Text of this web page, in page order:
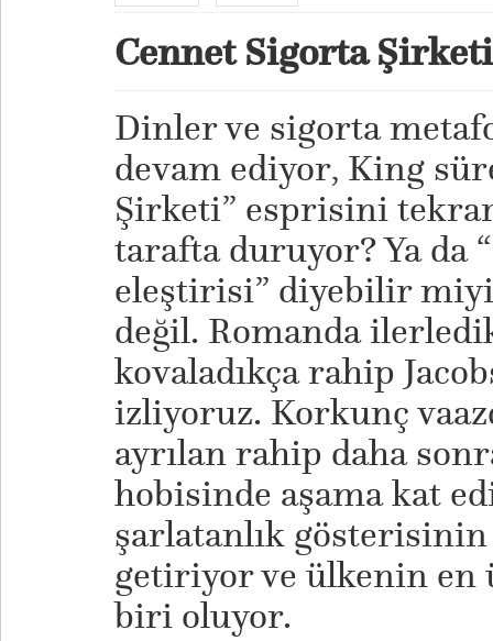
Cennet Sigorta Şirketi
Dinler ve sigorta
devam ediyor, King
Şirketi” esprisini
tarafta duruyor? Ya da
eleştirisi” diyebilir
değil. Romanda
kovaladıkça rahip
izliyoruz. Korkunç
ayrılan rahip daha
hobisinde aşama kat
şarlatanlık gösterisinin
getiriyor ve ülkenin en
biri oluyor.